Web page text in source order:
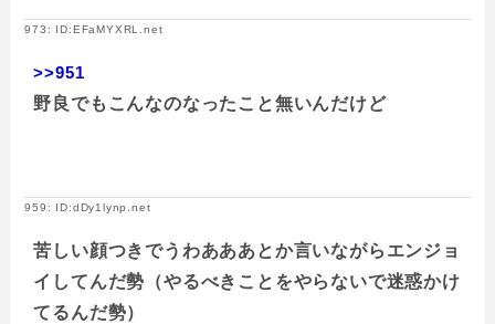
973: ID:EFaMYXRL.net
>>951
野良でもこんなのなったこと無いんだけど
959: ID:dDy1lynp.net
苦しい顔つきでうわあああとか言いながらエンジョ
イしてんだ勢（やるべきことをやらないで迷惑かけ
てるんだ勢）